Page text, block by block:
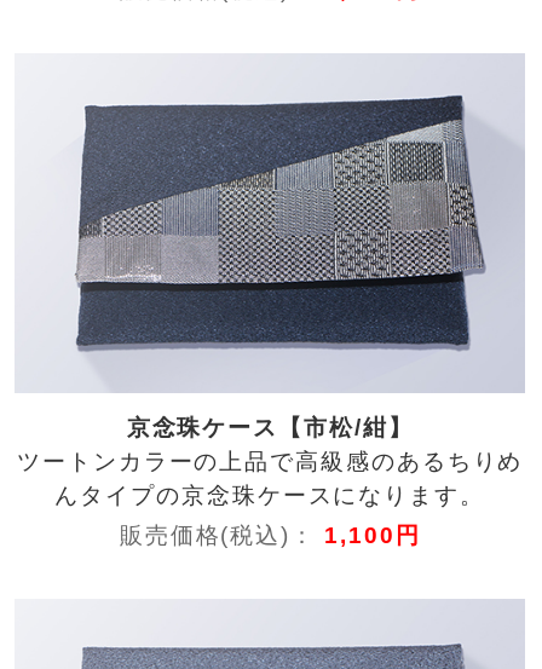
京念珠ケース【市松/紺】
ツートンカラーの上品で高級感のあるちりめ
んタイプの京念珠ケースになります。
販売価格(税込)： 1,100円